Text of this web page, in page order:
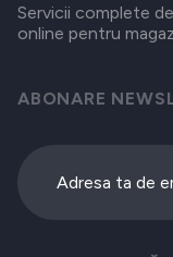
Servicii complete
online pentru
ABONARE